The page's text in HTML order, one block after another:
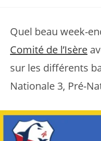
publication :
Quel beau week-
Comité de l’Isère
sur les différents
Nationale 3, Pré-